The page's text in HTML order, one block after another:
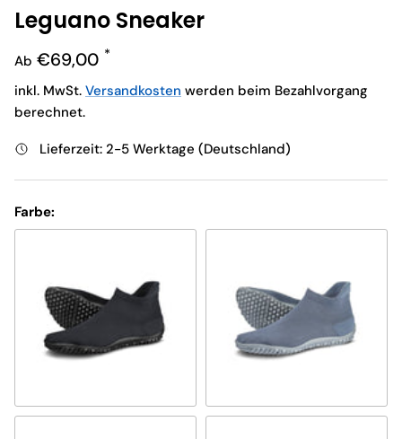
Leguano Sneaker
Normaler Preis
Ab €69,00
inkl. MwSt. Versandkosten werden beim Bezahlvorgang
berechnet.
Lieferzeit: 2-5 Werktage (Deutschland)
Farbe:
schwarz titanblau